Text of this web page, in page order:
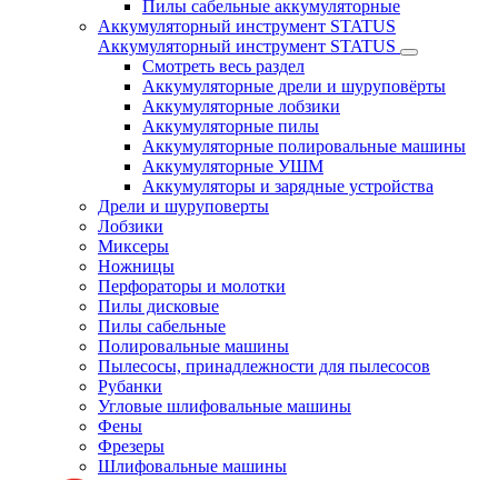
Пилы сабельные аккумуляторные
Аккумуляторный инструмент STATUS
Аккумуляторный инструмент STATUS
Смотреть весь раздел
Аккумуляторные дрели и шуруповёрты
Аккумуляторные лобзики
Аккумуляторные пилы
Аккумуляторные полировальные машины
Аккумуляторные УШМ
Аккумуляторы и зарядные устройства
Дрели и шуруповерты
Лобзики
Миксеры
Ножницы
Перфораторы и молотки
Пилы дисковые
Пилы сабельные
Полировальные машины
Пылесосы, принадлежности для пылесосов
Рубанки
Угловые шлифовальные машины
Фены
Фрезеры
Шлифовальные машины